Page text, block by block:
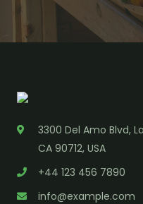
3300 Del Amo Blvd,
CA 90712, USA
+44 123 456 7890
info@example.com